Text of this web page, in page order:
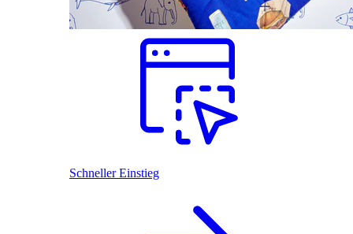
Schneller Einstieg